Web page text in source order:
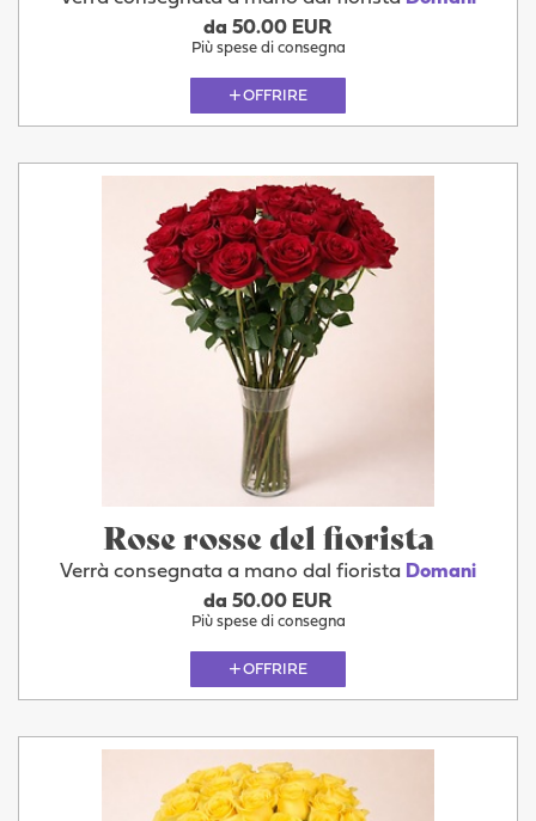
da 50.00 EUR
Più spese di consegna
OFFRIRE
Rose rosse del fiorista
Verrà consegnata a mano dal fiorista Domani
da 50.00 EUR
Più spese di consegna
OFFRIRE